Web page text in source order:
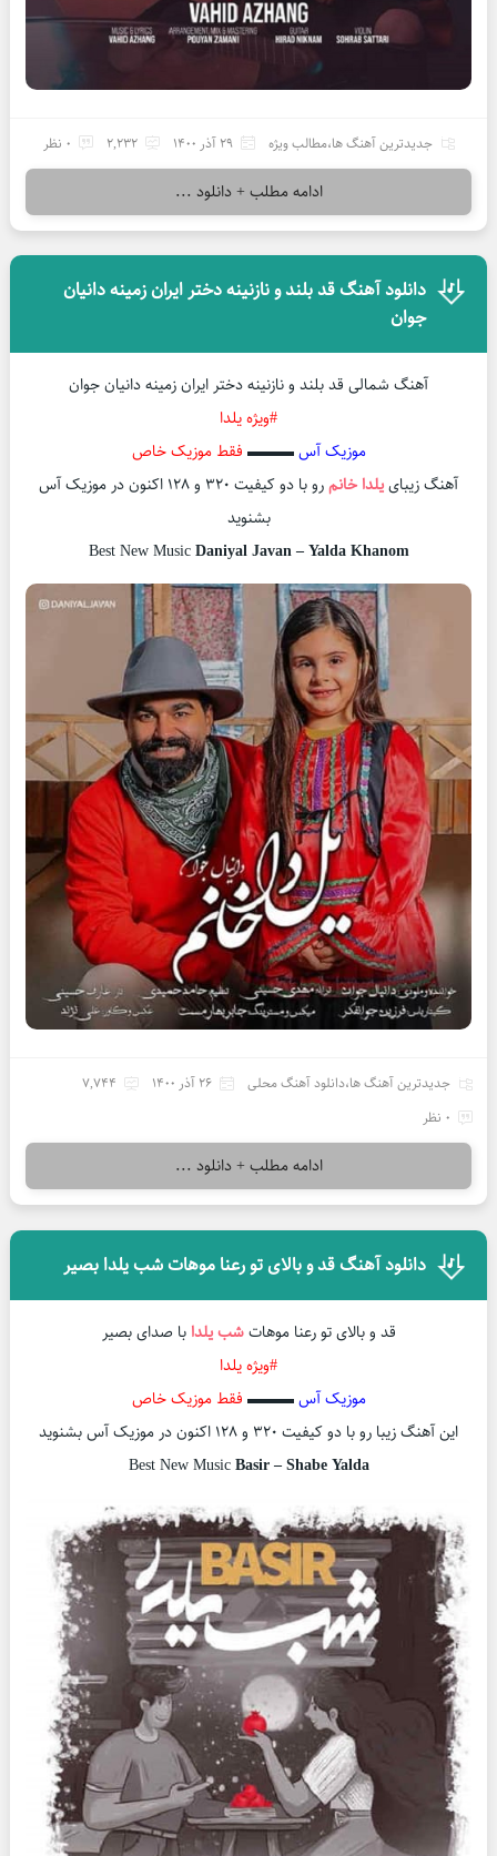
جدیدترین آهنگ ها،مطالب ویژه 29 آذر 1400 2,232 0 نظر
ادامه مطلب + دانلود ...
دانلود آهنگ قد بلند و نازنینه دختر ایران زمینه دانیان
جوان
آهنگ شمالی قد بلند و نازنینه دختر ایران زمینه دانیان جوان
#ویژه یلدا
موزیک آس▬▬▬ فقط موزیک خاص
آهنگ زیباییلدا خانم
رو با دو کیفیت ۳۲۰ و ۱۲۸ اکنون در موزیک آس
بشنوید
Best New MusicDaniyal Javan – Yalda Khanom
جدیدترین آهنگ ها،دانلود آهنگ محلی 26 آذر 1400
7,744
0 نظر
ادامه مطلب + دانلود ...
دانلود آهنگ قد و بالای تو رعنا موهات شب یلدا بصیر
قد و بالای تو رعنا موهاتشب یلدا با صدای بصیر
#ویژه یلدا
موزیک آس▬▬▬ فقط موزیک خاص
این آهنگ زیبا رو با دو کیفیت ۳۲۰ و ۱۲۸ اکنون در موزیک آس بشنوید
Best New MusicBasir – Shabe Yalda